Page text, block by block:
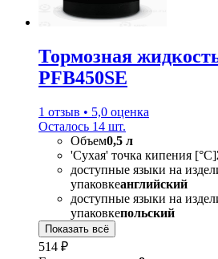
Тормозная
PFB450SE
1 отзыв • 5,0 оценка
Осталось 14 шт.
Объем0,5 л
'Сухая' точка кипения [°C]
доступные языки на
упаковкеанглийский
доступные языки на
упаковкепольский
Показать всё
514 ₽